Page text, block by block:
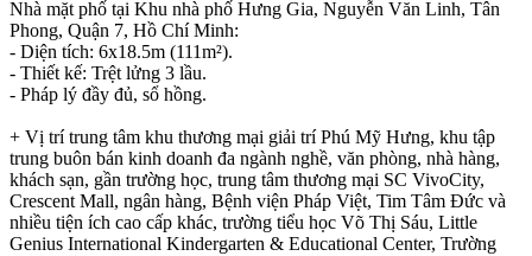
Nhà mặt phố tại Khu nhà phố Hưng Gia, Nguyễn Văn Linh, Tân
Phong, Quận 7, Hồ Chí Minh:
- Diện tích: 6x18.5m (111m²).
- Thiết kế: Trệt lửng 3 lầu.
- Pháp lý đầy đủ, sổ hồng.
+ Vị trí trung tâm khu thương mại giải trí Phú Mỹ Hưng, khu tập
trung buôn bán kinh doanh đa ngành nghề, văn phòng, nhà hàng,
khách sạn, gần trường học, trung tâm thương mại SC VivoCity,
Crescent Mall, ngân hàng, Bệnh viện Pháp Việt, Tim Tâm Đức và
nhiều tiện ích cao cấp khác, trường tiểu học Võ Thị Sáu, Little
Genius International Kindergarten & Educational Center, Trường